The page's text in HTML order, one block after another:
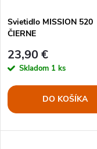
e
p
r
o
s
p
r
o
d
Svietidlo MISSION 520
ČIERNE
23,90 €
Skladom 1 ks
DO KOŠÍKA